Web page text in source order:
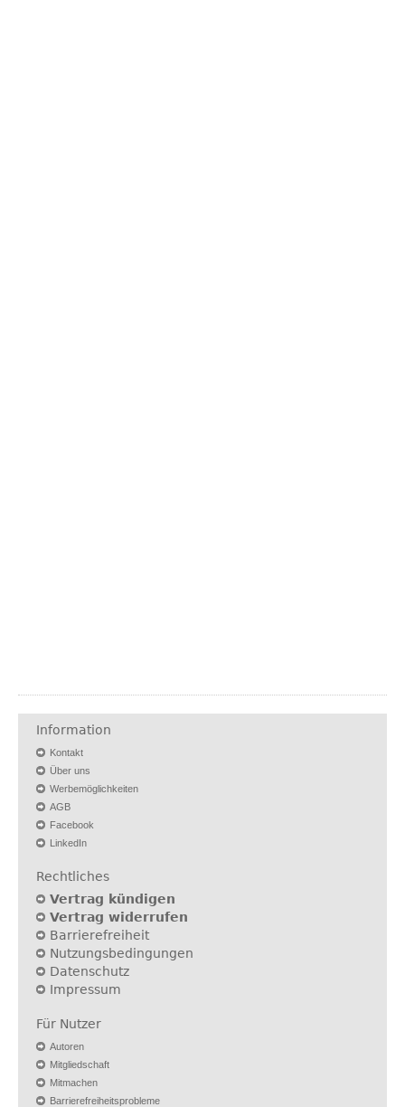
Information
Kontakt
Über uns
Werbemöglichkeiten
AGB
Facebook
LinkedIn
Rechtliches
Vertrag kündigen
Vertrag widerrufen
Barrierefreiheit
Nutzungsbedingungen
Datenschutz
Impressum
Für Nutzer
Autoren
Mitgliedschaft
Mitmachen
Barrierefreiheitsprobleme